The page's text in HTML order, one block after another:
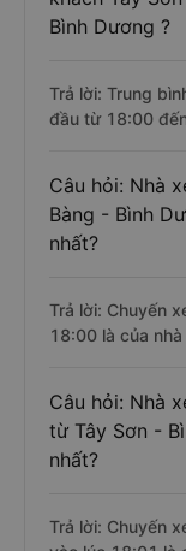
Bình Dương ?
Trả lời: Trung
đầu từ 18:00
Câu hỏi: Nhà
Bàng - Bình
nhất?
Trả lời: Chuyến
18:00 là của
Câu hỏi: Nhà
từ Tây Sơn -
nhất?
Trả lời: Chuyến